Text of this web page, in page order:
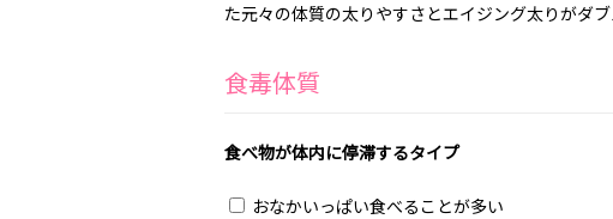
た元々の体質の太りやすさとエイジング太りがダ
食毒体質
食べ物が体内に停滞するタイプ
おなかいっぱい食べることが多い